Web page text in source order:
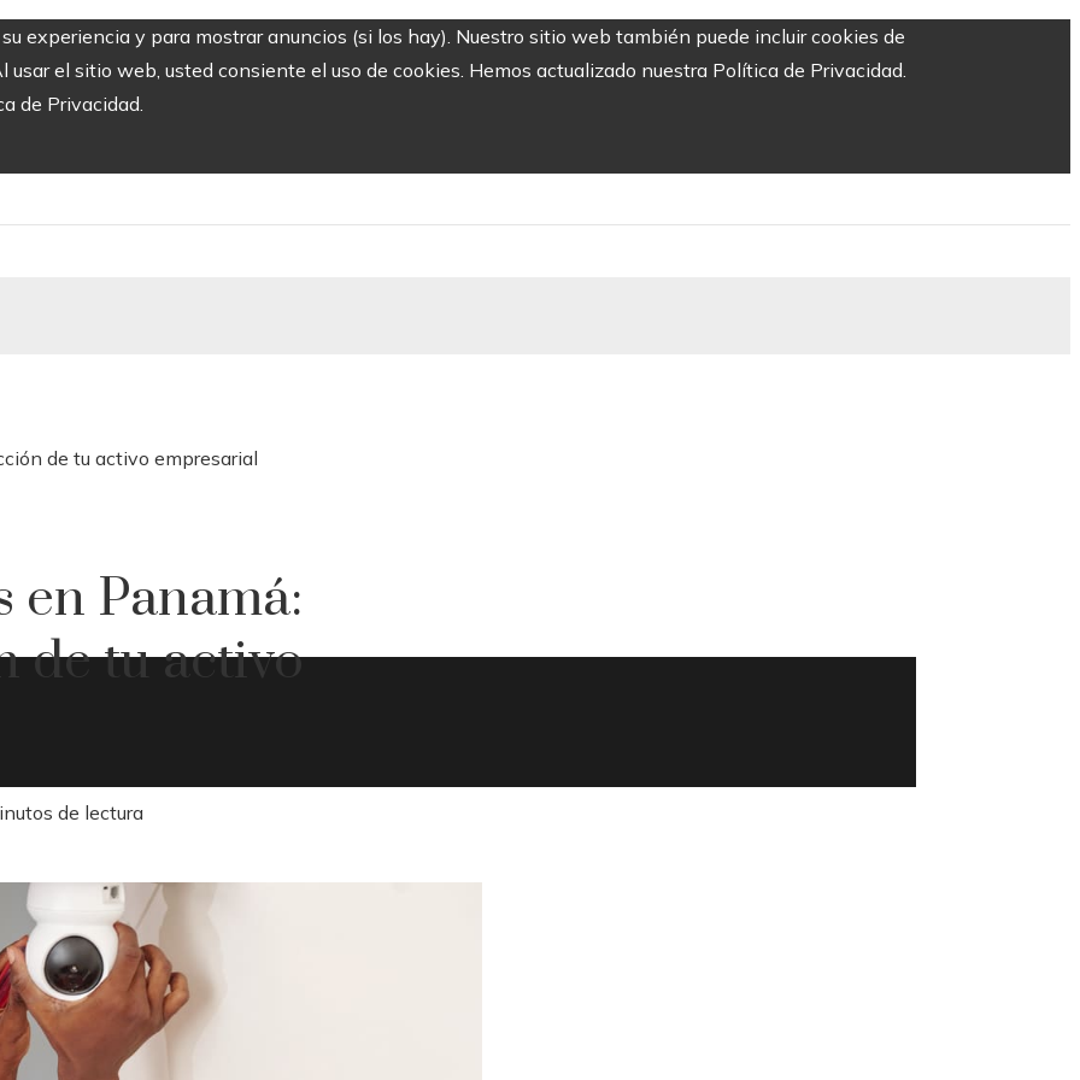
experiencia y para mostrar anuncios (si los hay). Nuestro sitio web también puede incluir cookies de
el sitio web, usted consiente el uso de cookies. Hemos actualizado nuestra Política de Privacidad.
de Privacidad.
de tu activo empresarial
en Panamá:
de tu activo
de lectura